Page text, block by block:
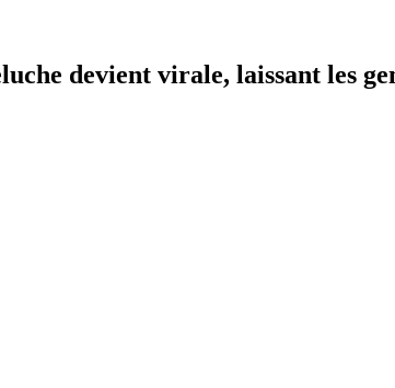
devient virale, laissant les